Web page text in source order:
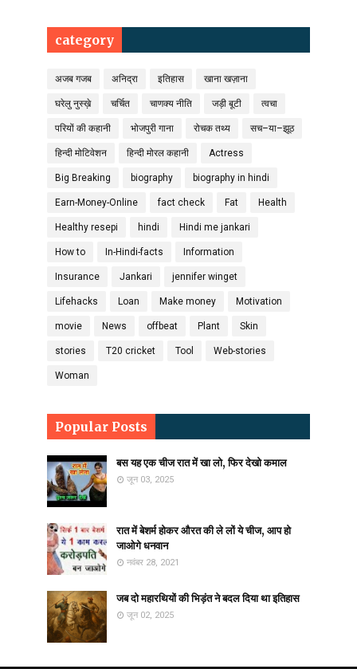
category
अजब गजब अनिद्रा इतिहास खाना खज़ाना
घरेलु नुस्ख़े चर्चित चाणक्य नीति जड़ी बूटी त्वचा
परियों की कहानी भोजपुरी गाना रोचक तथ्य सच–या–झूठ
हिन्दी मोटिवेशन हिन्दी मोरल कहानी Actress
Big Breaking biography biography in hindi
Earn-Money-Online fact check Fat Health
Healthy resepi hindi Hindi me jankari
How to In-Hindi-facts Information
Insurance Jankari jennifer winget
Lifehacks Loan Make money Motivation
movie News offbeat Plant Skin
stories T20 cricket Tool Web-stories
Woman
Popular Posts
बस यह एक चीज रात में खा लो, फिर देखो कमाल
जून 03, 2025
रात में बेशर्म होकर औरत की ले लों ये चीज, आप हो
जाओगे धनवान
नवंबर 28, 2021
जब दो महारथियों की भिड़ंत ने बदल दिया था इतिहास
जून 02, 2025